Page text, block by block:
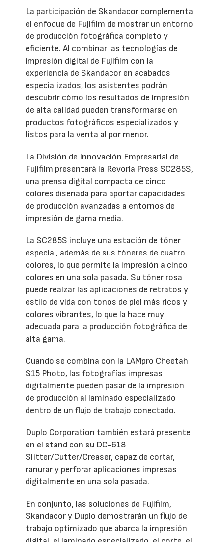
La participación de Skandacor complementa
el enfoque de Fujifilm de mostrar un entorno
de producción fotográfica completo y
eficiente. Al combinar las tecnologías de
impresión digital de Fujifilm con la
experiencia de Skandacor en acabados
especializados, los asistentes podrán
descubrir cómo los resultados de impresión
de alta calidad pueden transformarse en
productos fotográficos especializados y
listos para la venta al por menor.
La División de Innovación Empresarial de
Fujifilm presentará la Revoria Press SC285S,
una prensa digital compacta de cinco
colores diseñada para aportar capacidades
de producción avanzadas a entornos de
impresión de gama media.
La SC285S incluye una estación de tóner
especial, además de sus tóneres de cuatro
colores, lo que permite la impresión a cinco
colores en una sola pasada. Su tóner rosa
puede realzar las aplicaciones de retratos y
estilo de vida con tonos de piel más ricos y
colores vibrantes, lo que la hace muy
adecuada para la producción fotográfica de
alta gama.
Cuando se combina con la LAMpro Cheetah
S15 Photo, las fotografías impresas
digitalmente pueden pasar de la impresión
de producción al laminado especializado
dentro de un flujo de trabajo conectado.
Duplo Corporation también estará presente
en el stand con su DC-618
Slitter/Cutter/Creaser, capaz de cortar,
ranurar y perforar aplicaciones impresas
digitalmente en una sola pasada.
En conjunto, las soluciones de Fujifilm,
Skandacor y Duplo demostrarán un flujo de
trabajo optimizado que abarca la impresión